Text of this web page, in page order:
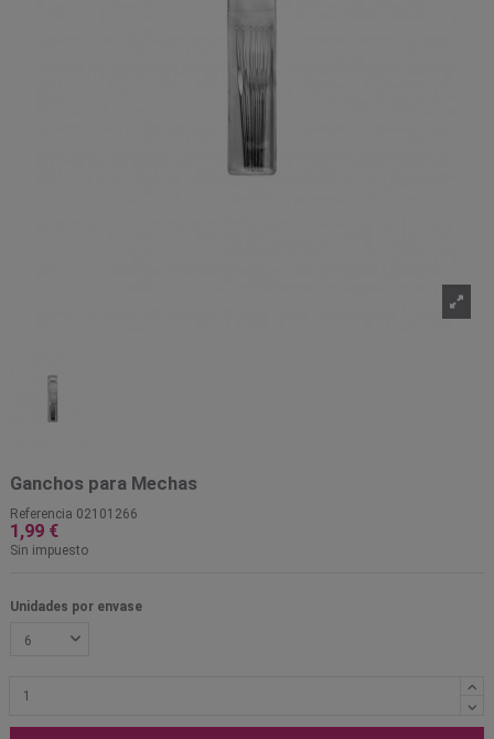
Ganchos para Mechas
Referencia 02101266
1,99 €
Sin impuesto
Unidades por envase